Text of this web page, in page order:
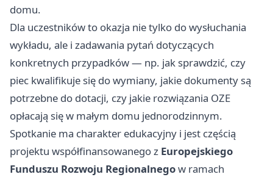
domu.
Dla uczestników to okazja nie tylko do wysłuchania
wykładu, ale i zadawania pytań dotyczących
konkretnych przypadków — np. jak sprawdzić, czy
piec kwalifikuje się do wymiany, jakie dokumenty są
potrzebne do dotacji, czy jakie rozwiązania OZE
opłacają się w małym domu jednorodzinnym.
Spotkanie ma charakter edukacyjny i jest częścią
projektu współfinansowanego z Europejskiego
Funduszu Rozwoju Regionalnegow ramach